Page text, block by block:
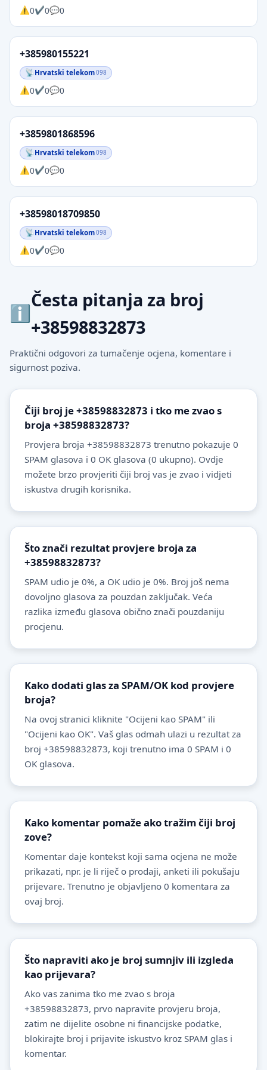
0 0 0
+385980155221
Hrvatski telekom098
0 0 0
+3859801868596
Hrvatski telekom098
0 0 0
+38598018709850
Hrvatski telekom098
0 0 0
Česta pitanja za broj
+38598832873
Praktični odgovori za tumačenje ocjena, komentare i
sigurnost poziva.
Čiji broj je +38598832873 i tko me zvao s
broja +38598832873?
Provjera broja +38598832873 trenutno pokazuje 0
SPAM glasova i 0 OK glasova (0 ukupno). Ovdje
možete brzo provjeriti čiji broj vas je zvao i vidjeti
iskustva drugih korisnika.
Što znači rezultat provjere broja za
+38598832873?
SPAM udio je 0%, a OK udio je 0%. Broj još nema
dovoljno glasova za pouzdan zaključak. Veća
razlika između glasova obično znači pouzdaniju
procjenu.
Kako dodati glas za SPAM/OK kod provjere
broja?
Na ovoj stranici kliknite "Ocijeni kao SPAM" ili
"Ocijeni kao OK". Vaš glas odmah ulazi u rezultat za
broj +38598832873, koji trenutno ima 0 SPAM i 0
OK glasova.
Kako komentar pomaže ako tražim čiji broj
zove?
Komentar daje kontekst koji sama ocjena ne može
prikazati, npr. je li riječ o prodaji, anketi ili pokušaju
prijevare. Trenutno je objavljeno 0 komentara za
ovaj broj.
Što napraviti ako je broj sumnjiv ili izgleda
kao prijevara?
Ako vas zanima tko me zvao s broja
+38598832873, prvo napravite provjeru broja,
zatim ne dijelite osobne ni financijske podatke,
blokirajte broj i prijavite iskustvo kroz SPAM glas i
komentar.